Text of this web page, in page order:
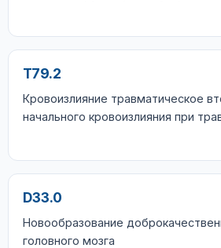
T79.2
Кровоизлияние травматическое
начального кровоизлияния при
D33.0
Новообразование
головного мозга